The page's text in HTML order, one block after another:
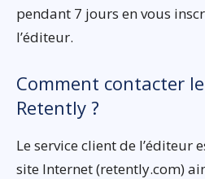
pendant 7 jours en vous
l’éditeur.
Comment contacter
Retently ?
Le service client de l’éditeur
site Internet (retently.com)